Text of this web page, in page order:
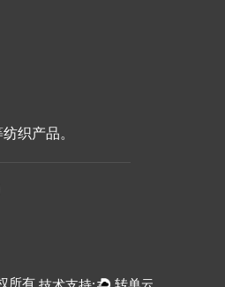
织产品。
所有